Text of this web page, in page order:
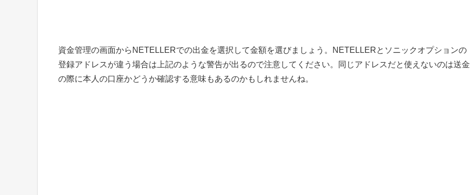
資金管理の画面からNETELLERでの出金を選択して金額を選びましょう。NETELLERとソニックオプションの
登録アドレスが違う場合は上記のような警告が出るので注意してください。同じアドレスだと使えないのは送金
の際に本人の口座かどうか確認する意味もあるのかもしれませんね。